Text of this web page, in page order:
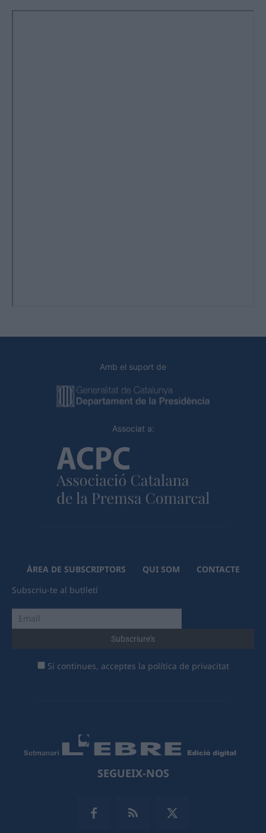
Amb el suport de
Associat a:
ÀREA DE SUBSCRIPTORS QUI SOM
CONTACTE
Subscriu-te al butlletí
Si continues, acceptes la política de privacitat
SEGUEIX-NOS